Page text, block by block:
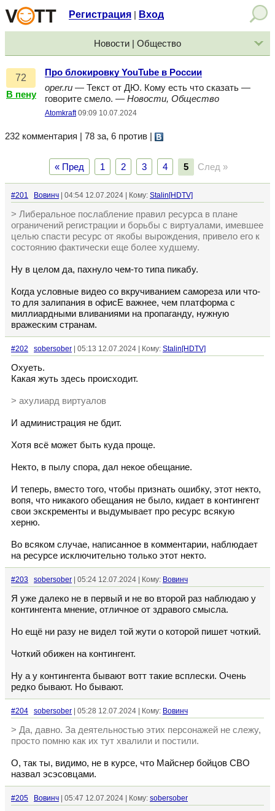
Регистрация Вход
Новости | Общество
72
В пену
Про блокировку YouTube в России
oper.ru — Текст от ДЮ. Кому есть что сказать —
говорите смело. — Новости, Общество
Atomkraft 09:09 10.07.2024
232 комментария | 78 за, 6 против
« Пред 1 2 3 4 5 След »
#201 Вовинч | 04:54 12.07.2024 | Кому: Stalin[HDTV]
> Либеральное послабление правил ресурса в плане
ограничений регистрации и борьбы с виртуалами, имевшее
целью спасти ресурс от якобы вырождения, привело его к
состоянию фактически еще более худшему.
Ну в целом да, пахнуло чем-то типа пикабу.
Когда условные видео со вкручиванием самореза или что-
то для залипания в офисЕ важнее, чем платформа с
миллиардными вливаниями на пропаганду, нужную
вражеским странам.
#202 sobersober | 05:13 12.07.2024 | Кому: Stalin[HDTV]
Охуеть.
Какая жуть здесь происходит.
> ахулиард виртуалов
И администрация не бдит.
Хотя всё может быть куда проще.
Некто, в пылу спора, дал некое обещание.
И теперь, вместо того, чтобы признать ошибку, этот некто,
вопя, что никакого обещания не было, кидает в контингент
свои экскременты и выдумывает про ресурс всякую
херню.
Во всяком случае, написанное в комментарии, наблюдает
на ресурсе исключительно только этот некто.
#203 sobersober | 05:24 12.07.2024 | Кому: Вовинч
Я уже далеко не в первый и не во второй раз наблюдаю у
контингента мнение, отличное от здравого смысла.
Но ещё ни разу не видел той жути о которой пишет чоткий.
Чоткий обижен на контингент.
Ну а у контингента бывают вотт такие всплески. Очень
редко бывают. Но бывают.
#204 sobersober | 05:28 12.07.2024 | Кому: Вовинч
> Да, давно. За деятельностью этих персонажей не слежу,
просто помню как их тут хвалили и постили.
О, так ты, видимо, не в курсе, что Майснер бойцов СВО
назвал эсэсовцами.
#205 Вовинч | 05:47 12.07.2024 | Кому: sobersober